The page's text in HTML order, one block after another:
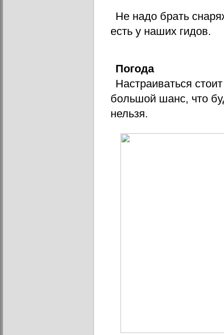
Не надо брать
есть у наших гидов.
Погода
Настраиваться
большой шанс, что
нельзя.